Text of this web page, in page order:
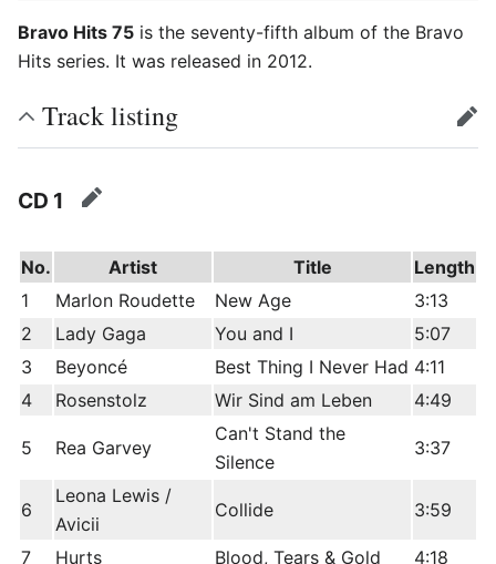
Bravo Hits 75 is the seventy-fifth album of the Bravo
Hits series. It was released in 2012.
Track listing edit
CD 1 edit
No. Artist Title
Length
1
Marlon Roudette New Age
3:13
2
Lady Gaga You and I
5:07
3
Beyoncé Best Thing I Never Had 4:11
4
Rosenstolz Wir Sind am Leben 4:49
5 Rea Garvey
Can't Stand the
Silence
3:37
6
Leona Lewis /
Avicii
Collide 3:59
7 Hurts Blood, Tears & Gold
4:18